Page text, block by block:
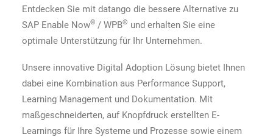
Entdecken Sie mit datango die bessere Alternative zu
SAP Enable Now© / WPB© und erhalten Sie eine
optimale Unterstützung für Ihr Unternehmen.
Unsere innovative Digital Adoption Lösung bietet Ihnen
dabei eine Kombination aus Performance Support,
Learning Management und Dokumentation. Mit
maßgeschneiderten, auf Knopfdruck erstellten E-
Learnings für Ihre Systeme und Prozesse sowie einem